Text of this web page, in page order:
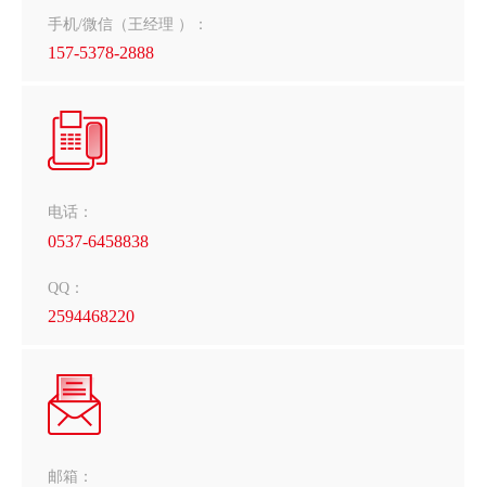
手机/微信（王经理 ）：
157-5378-2888
电话：
0537-6458838
QQ：
2594468220
邮箱：